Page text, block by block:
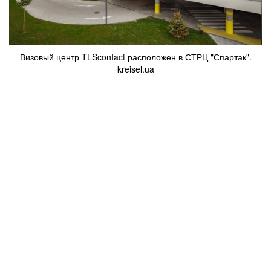
Визовый центр TLScontact расположен в СТРЦ "Спартак".
kreisel.ua